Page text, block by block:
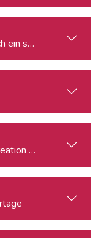
ein schlüssiges
bis zum